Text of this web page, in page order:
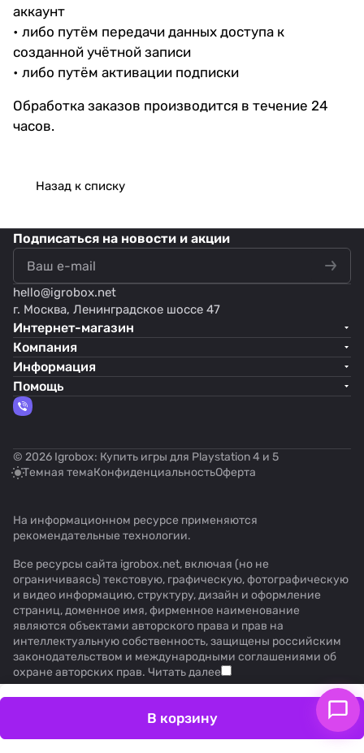
аккаунт
• либо путём передачи данных доступа к
созданной учётной записи
• либо путём активации подписки
Обработка заказов производится в течение 24
часов.
Назад к списку
В корзину
Подписаться на новости и акции
hello@igrobox.net
г. Москва, Ленинградское шоссе 47
Интернет-магазин
Компания
Информация
Помощь
© 2026 Igrobox: Купить игры для Playstation 4 и 5
Темная темаКонфиденциальностьОферта
На информационном ресурсе применяются
рекомендательные технологии.
Все ресурсы сайта igrobox.net, включая (но не
ограничиваясь) текстовую, графическую, фотографическую
и видео информацию, структуру, дизайн и оформление
страниц, доменное имя, фирменное наименование
являются объектами авторского права и прав на
интеллектуальную собственность, защищены российским
законодательством и международными соглашениями об
охране авторских прав. Читать далее